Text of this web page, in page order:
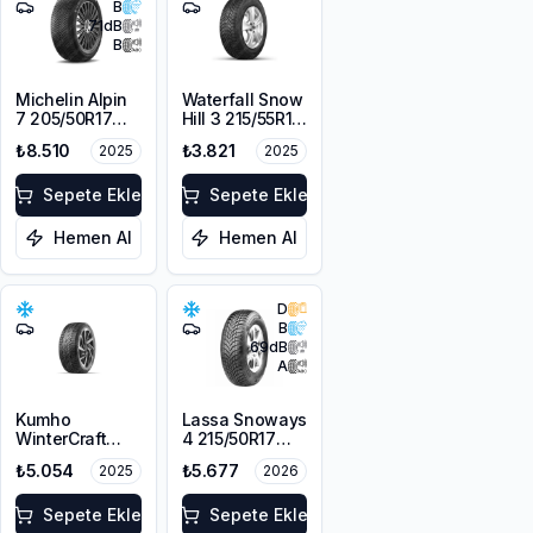
B
71dB
B
Michelin Alpin
7 205/50R17
93V XL M+S
3PMSF
₺8.510 2025
Sepete Ekle
Hemen Al
Waterfall Snow
Hill 3 215/55R16
₺3.821 2025
Sepete Ekle
Hemen Al
Kumho
WinterCraft
WI32 215/55R16
97T XL M+S
3PMSF
₺5.054 2025
Sepete Ekle
D
B
69dB
A
Lassa Snoways
4 215/50R17
95V XL M+S
3PMSF
₺5.677 2026
Sepete Ekle